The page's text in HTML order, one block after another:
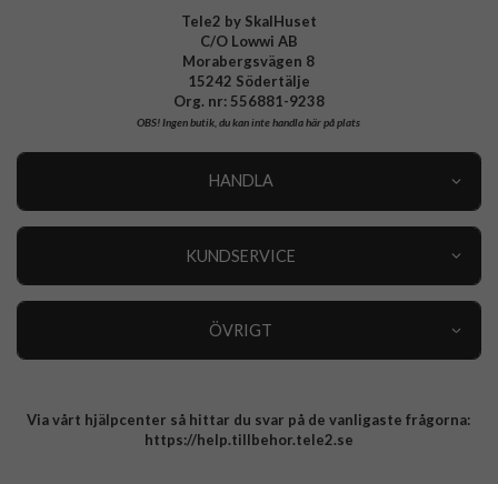
Tele2 by SkalHuset
C/O Lowwi AB
Morabergsvägen 8
15242 Södertälje
Org. nr: 556881-9238
OBS!Ingen butik, du kan inte handla här på plats
HANDLA
KUNDSERVICE
ÖVRIGT
Integritetspolicy
Via vårt hjälpcenter så hittar du svar på de vanligaste frågorna:
https://help.tillbehor.tele2.se